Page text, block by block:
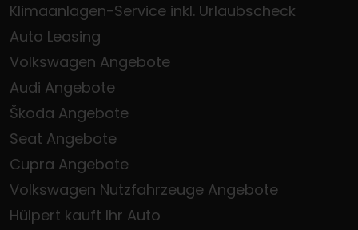
Klimaanlagen-Service inkl. Urlaubscheck
Auto Leasing
Volkswagen Angebote
Audi Angebote
Škoda Angebote
Seat Angebote
Cupra Angebote
Volkswagen Nutzfahrzeuge Angebote
Hülpert kauft Ihr Auto